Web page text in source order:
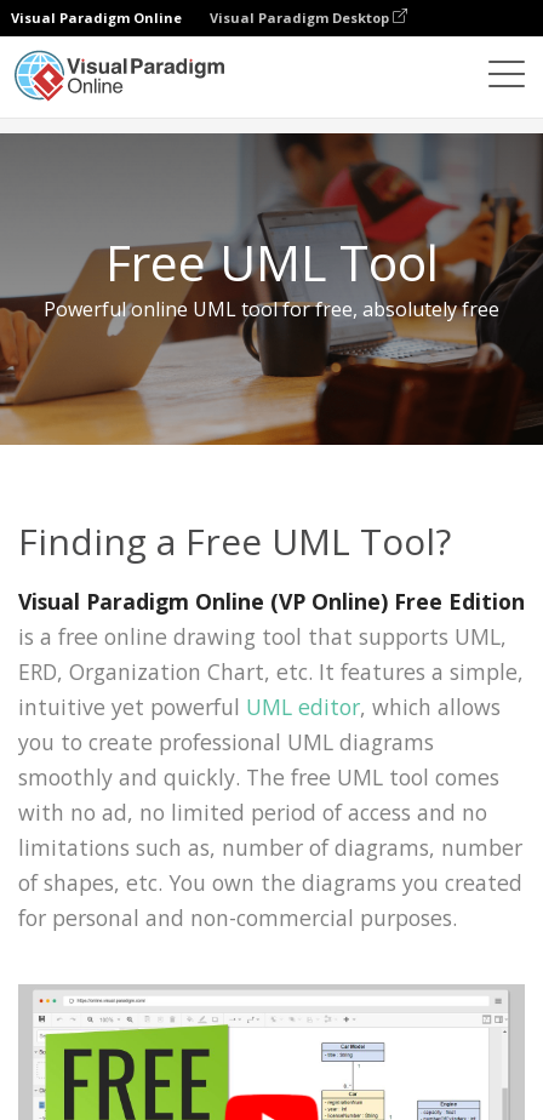
Visual Paradigm Online Visual Paradigm Desktop
Free UML Tool
Powerful online UML tool for free, absolutely free
Finding a Free UML Tool?
Visual Paradigm Online (VP Online) Free Edition
is a free online drawing tool that supports UML,
ERD, Organization Chart, etc. It features a simple,
intuitive yet powerful UML editor, which allows
you to create professional UML diagrams
smoothly and quickly. The free UML tool comes
with no ad, no limited period of access and no
limitations such as, number of diagrams, number
of shapes, etc. You own the diagrams you created
for personal and non-commercial purposes.